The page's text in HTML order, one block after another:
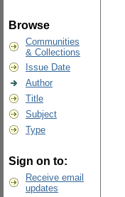
Browse
Communities
& Collections
Issue Date
Author
Title
Subject
Type
Sign on to:
Receive email
updates